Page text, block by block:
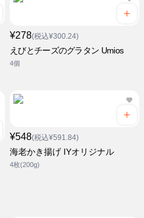
¥278(税込¥300.24)
えびとチーズのグラタン Umios
4個
¥548(税込¥591.84)
海老かき揚げ IYオリジナル
4枚(200g)